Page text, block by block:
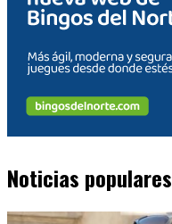
Noticias populares